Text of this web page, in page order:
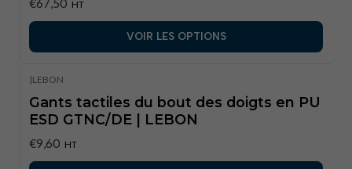
€67,50 HT
VOIR LES OPTIONS
|LEBON
Gants tactiles du bout des doigts en PU
ESD GTNC/DE | LEBON
€9,60 HT